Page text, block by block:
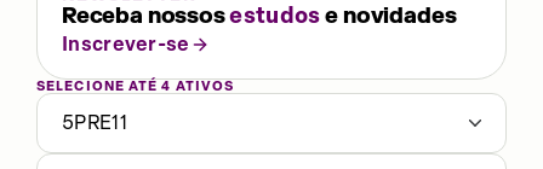
Receba nossosestudose novidades
Inscrever-se
SELECIONE ATÉ 4 ATIVOS
5PRE11